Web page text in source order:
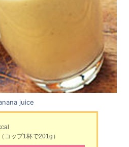
juice
ップ1杯で201g）